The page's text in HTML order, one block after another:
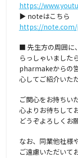
https://
▶ noteはこちら
https://
■ 先生方の周囲に
らっしゃいました
pharmakeからの
心してご紹介いた
ご関心をお持ちい
心よりお待ちして
どうぞよろしくお
なお、同業他社様
ご遠慮いただいて